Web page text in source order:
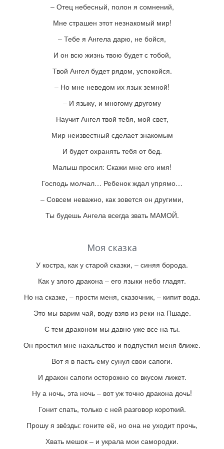
– Отец небесный, полон я сомнений,
Мне страшен этот незнакомый мир!
– Тебе я Ангела дарю, не бойся,
И он всю жизнь твою будет с тобой,
Твой Ангел будет рядом, успокойся.
– Но мне неведом их язык земной!
– И языку, и многому другому
Научит Ангел твой тебя, мой свет,
Мир неизвестный сделает знакомым
И будет охранять тебя от бед.
Малыш просил: Скажи мне его имя!
Господь молчал… Ребенок ждал упрямо…
– Совсем неважно, как зовется он другими,
Ты будешь Ангела всегда звать МАМОЙ.
Моя сказка
У костра, как у старой сказки, – синяя борода.
Как у злого дракона – его языки небо гладят.
Но на сказке, – прости меня, сказочник, – кипит вода.
Это мы варим чай, воду взяв из реки на Пшаде.
С тем драконом мы давно уже все на ты.
Он простил мне нахальство и подпустил меня ближе.
Вот я в пасть ему сунул свои сапоги.
И дракон сапоги осторожно со вкусом лижет.
Ну а ночь, эта ночь – вот уж точно дракона дочь!
Гонит спать, только с ней разговор короткий.
Прошу я звёзды: гоните её, но она не уходит прочь,
Хвать мешок – и украла мои самородки.